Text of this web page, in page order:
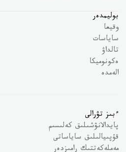
بوليمدەر
وقيعا
ساياسات
تالداۋ
ەكونوميكا
الەمدە
ءبىز تۋرالى
پايدالانۋشىلىق كەلىسىم
قۇپىيالىلىق ساياساتى
مەملەكەتتىك رامىزدەر